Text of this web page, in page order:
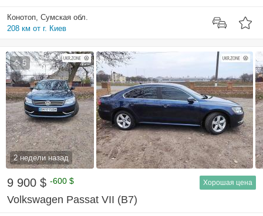
Конотоп, Сумская обл.
208 км от г. Киев
5
2 недели назад
9 900 $ -600 $ Хорошая цена
Volkswagen Passat VII (B7)